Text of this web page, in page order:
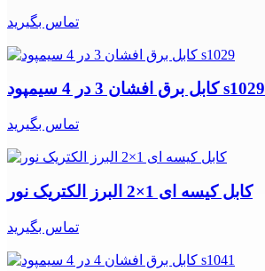
تماس بگیرید
کابل برق افشان 3 در 4 سیمپود s1029
تماس بگیرید
کابل کیسه ای 1×2 البرز الکتریک نور
تماس بگیرید